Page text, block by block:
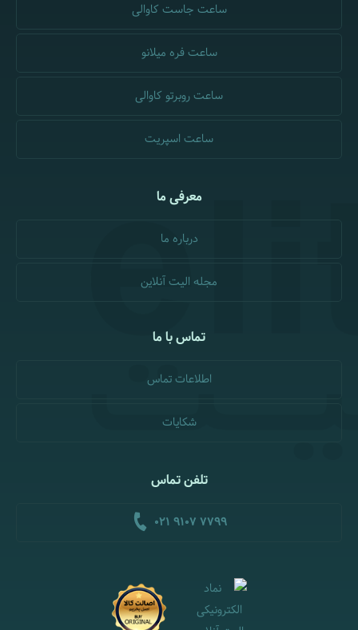
ساعت جاست کاوالی
ساعت فره میلانو
ساعت روبرتو کاوالی
ساعت اسپریت
معرفی ما
درباره ما
مجله الیت آنلاین
تماس با ما
اطلاعات تماس
شکایات
تلفن تماس
021 9107 7799